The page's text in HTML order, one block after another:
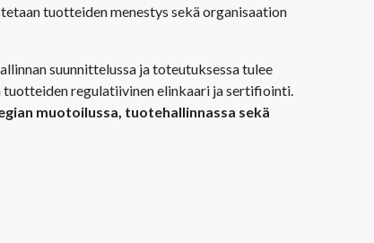
tuotteiden menestys sekä organisaation
suunnittelussa ja toteutuksessa tulee
regulatiivinen elinkaari ja sertifiointi.
muotoilussa, tuotehallinnassa sekä